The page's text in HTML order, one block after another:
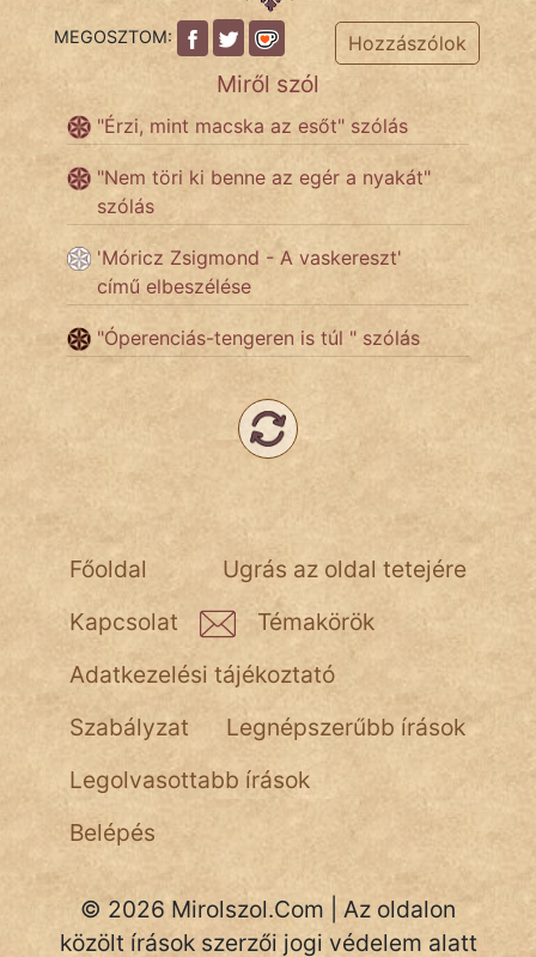
Hunor
Jób Gedeon
Láron Ádám
mikkamakka
vörös ördög
pszichopati
szegény legény
Hoffer Botond
szemfüles
MEGOSZTOM: Hozzászólok
Miről szól
"Érzi, mint macska az esőt" szólás
"Nem töri ki benne az egér a nyakát"
szólás
'Móricz Zsigmond - A vaskereszt'
című elbeszélése
"Óperenciás-tengeren is túl " szólás
Ugrás az oldal tetejére
Főoldal
Kapcsolat
Témakörök
Adatkezelési tájékoztató
Szabályzat
Legnépszerűbb írások
Legolvasottabb írások
Belépés
© 2026 Mirolszol.Com | Az oldalon
közölt írások szerzői jogi védelem alatt